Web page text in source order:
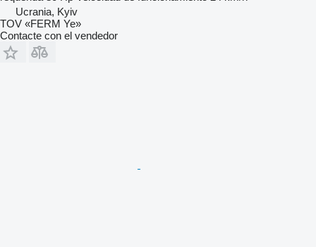
Ucrania, Kyiv
TOV «FERM Ye»
Contacte con el vendedor